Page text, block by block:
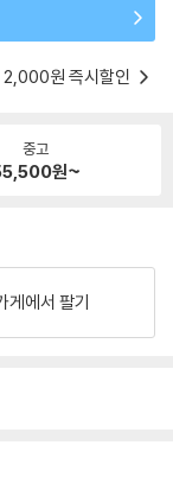
2,000원 즉시할인
중고
원~
게에서 팔기